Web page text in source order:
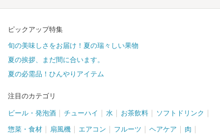
ピックアップ特集
旬の美味しさをお届け！夏の瑞々しい果物
夏の挨拶、まだ間に合います。
夏の必需品！ひんやりアイテム
注目のカテゴリ
ビール・発泡酒 チューハイ 水 お茶飲料 ソフトドリンク
惣菜・食材 扇風機 エアコン フルーツ ヘアケア 肉